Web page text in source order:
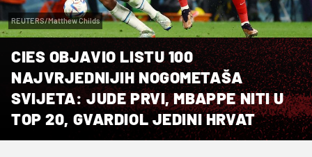
REUTERS/Matthew Childs
CIES OBJAVIO LISTU 100
NAJVRJEDNIJIH NOGOMETAŠA
SVIJETA: JUDE PRVI, MBAPPE NITI U
TOP 20, GVARDIOL JEDINI HRVAT